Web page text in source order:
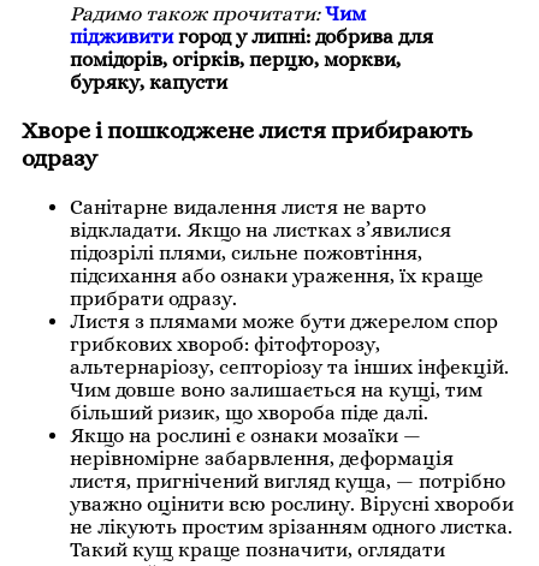
Радимо також прочитати:Чим
підживитигород у липні: добрива для
помідорів, огірків, перцю, моркви,
буряку, капусти
Хворе і пошкоджене листя прибирають
одразу
Санітарне видалення листя не варто
відкладати. Якщо на листках з’явилися
підозрілі плями, сильне пожовтіння,
підсихання або ознаки ураження, їх краще
прибрати одразу.
Листя з плямами може бути джерелом спор
грибкових хвороб: фітофторозу,
альтернаріозу, септоріозу та інших інфекцій.
Чим довше воно залишається на кущі, тим
більший ризик, що хвороба піде далі.
Якщо на рослині є ознаки мозаїки —
нерівномірне забарвлення, деформація
листя, пригнічений вигляд куща, — потрібно
уважно оцінити всю рослину. Вірусні хвороби
не лікують простим зрізанням одного листка.
Такий кущ краще позначити, оглядати